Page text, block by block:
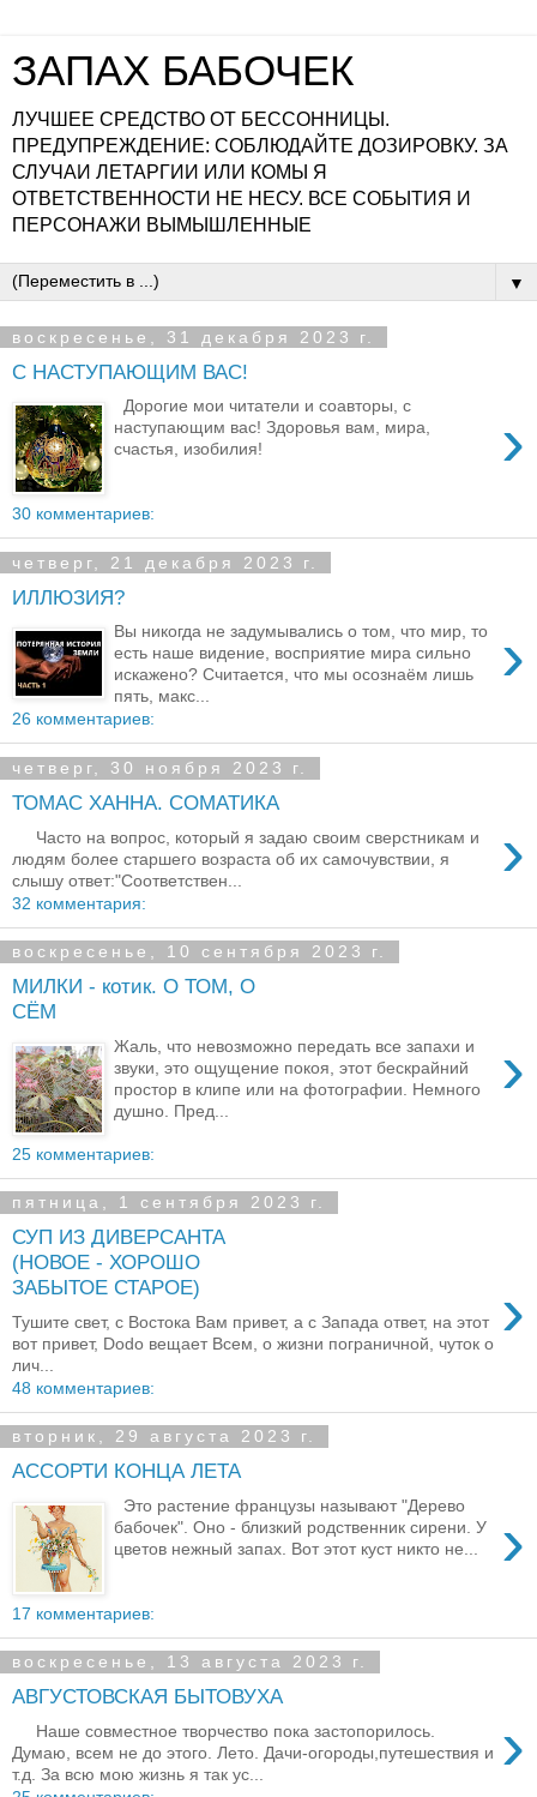
ЗАПАХ БАБОЧЕК
ЛУЧШЕЕ СРЕДСТВО ОТ БЕССОННИЦЫ.
ПРЕДУПРЕЖДЕНИЕ: СОБЛЮДАЙТЕ ДОЗИРОВКУ. ЗА
СЛУЧАИ ЛЕТАРГИИ ИЛИ КОМЫ Я
ОТВЕТСТВЕННОСТИ НЕ НЕСУ. ВСЕ СОБЫТИЯ И
ПЕРСОНАЖИ ВЫМЫШЛЕННЫЕ
▼
воскресенье, 31 декабря 2023 г.
С НАСТУПАЮЩИМ ВАС!
›
Дорогие мои читатели и соавторы, с
наступающим вас! Здоровья вам, мира,
счастья, изобилия!
30 комментариев:
четверг, 21 декабря 2023 г.
ИЛЛЮЗИЯ?
›
Вы никогда не задумывались о том, что мир, то
есть наше видение, восприятие мира сильно
искажено? Считается, что мы осознаём лишь
пять, макс...
26 комментариев:
четверг, 30 ноября 2023 г.
ТОМАС ХАННА. СОМАТИКА
›
Часто на вопрос, который я задаю своим сверстникам и
людям более старшего возраста об их самочувствии, я
слышу ответ:"Соответствен...
32 комментария:
воскресенье, 10 сентября 2023 г.
МИЛКИ - котик. О ТОМ, О
СЁМ
›
Жаль, что невозможно передать все запахи и
звуки, это ощущение покоя, этот бескрайний
простор в клипе или на фотографии. Немного
душно. Пред...
25 комментариев:
пятница, 1 сентября 2023 г.
СУП ИЗ ДИВЕРСАНТА
(НОВОЕ - ХОРОШО
ЗАБЫТОЕ СТАРОЕ)
›
Тушите свет, с Востока Вам привет, а с Запада ответ, на этот
вот привет, Dodo вещает Всем, о жизни пограничной, чуток о
лич...
48 комментариев:
вторник, 29 августа 2023 г.
АССОРТИ КОНЦА ЛЕТА
›
Это растение французы называют "Дерево
бабочек". Оно - близкий родственник сирени. У
цветов нежный запах. Вот этот куст никто не...
17 комментариев:
воскресенье, 13 августа 2023 г.
АВГУСТОВСКАЯ БЫТОВУХА
›
Наше совместное творчество пока застопорилось.
Думаю, всем не до этого. Лето. Дачи-огороды,путешествия и
т.д. За всю мою жизнь я так ус...